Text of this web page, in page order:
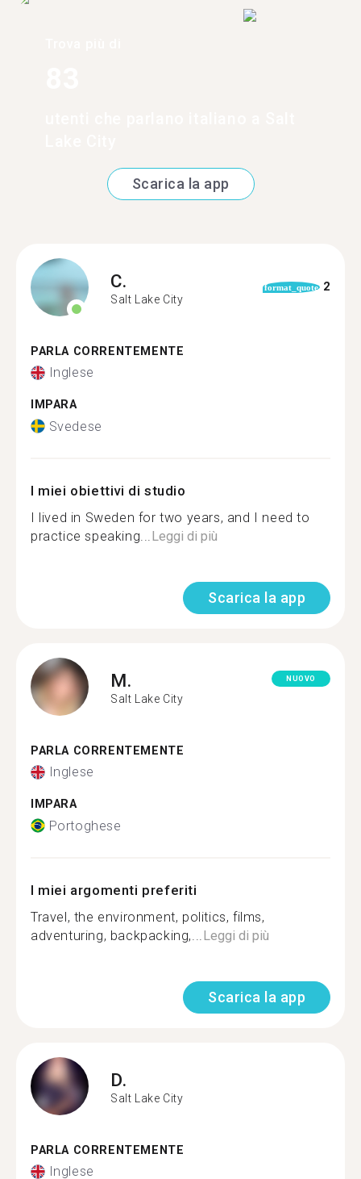
Scarica la app
C.
Salt Lake City
format_quote 2
PARLA CORRENTEMENTE
Inglese
IMPARA
Svedese
I miei obiettivi di studio
I lived in Sweden for two years, and I need to
practice speaking... Leggi di più
Scarica la app
M.
Salt Lake City
NUOVO
PARLA CORRENTEMENTE
Inglese
IMPARA
Portoghese
I miei argomenti preferiti
Travel, the environment, politics, films,
adventuring, backpacking,... Leggi di più
Scarica la app
D.
Salt Lake City
PARLA CORRENTEMENTE
Inglese